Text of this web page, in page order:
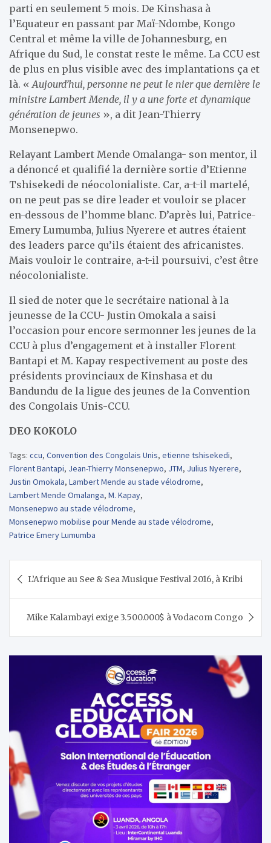
parti en seulement 5 mois. De Kinshasa à
l’Equateur en passant par Maï-Ndombe, Kongo
Central et même la ville de Johannesburg, en
Afrique du Sud, le constat reste le même. La CCU est
de plus en plus visible avec des implantations ça et
là. « Aujourd’hui, personne ne peut le nier que dernière le
ministre Lambert Mende, il y a une forte et dynamique
génération de jeunes », a dit Jean-Thierry
Monsenepwo.
Relayant Lambert Mende Omalanga- son mentor, il
a dénoncé et qualifié la dernière sortie d’Etienne
Tshisekedi de néocolonialiste. Car, a-t-il martelé,
on ne peut pas se dire leader et vouloir se placer
en-dessous de l’homme blanc. D’après lui, Patrice-
Emery Lumumba, Julius Nyerere et autres étaient
des leaders parce qu’ils étaient des africanistes.
Mais vouloir le contraire, a-t-il poursuivi, c’est être
néocolonialiste.
Il sied de noter que le secrétaire national à la
jeunesse de la CCU- Justin Omokala a saisi
l’occasion pour encore sermonner les jeunes de la
CCU à plus d’engagement et à installer Florent
Bantapi et M. Kapay respectivement au poste des
présidents provinciaux de Kinshasa et du
Bandundu de la ligue des jeunes de la Convention
des Congolais Unis-CCU.
DEO KOKOLO
Tags: ccu, Convention des Congolais Unis, etienne tshisekedi,
Florent Bantapi, Jean-Thierry Monsenepwo, JTM, Julius Nyerere,
Justin Omokala, Lambert Mende au stade vélodrome,
Lambert Mende Omalanga, M. Kapay,
Monsenepwo au stade vélodrome,
Monsenepwo mobilise pour Mende au stade vélodrome,
Patrice Emery Lumumba
de L’Afrique au See & Sea Musique Festival 2016, à Kribi
Mike Kalambayi exige 3.500.000$ à Vodacom Congo